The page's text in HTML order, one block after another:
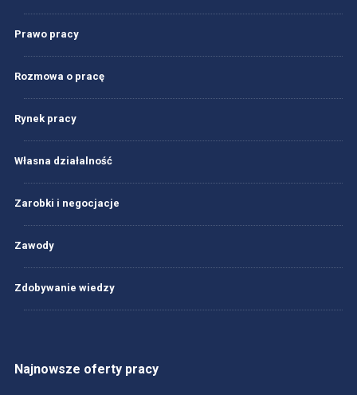
Prawo pracy
Rozmowa o pracę
Rynek pracy
Własna działalność
Zarobki i negocjacje
Zawody
Zdobywanie wiedzy
Najnowsze oferty pracy